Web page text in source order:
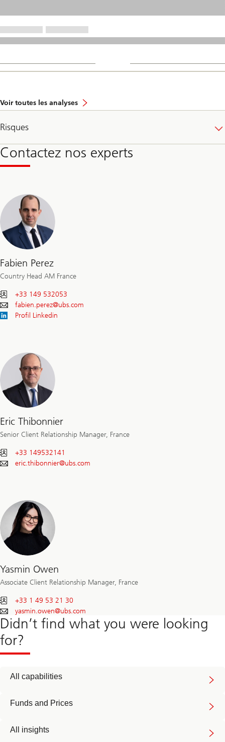
Voir toutes les analyses
Risques
Contactez nos experts
Fabien Perez
Country Head AM France
+33 149 532053
fabien.perez@ubs.com
Profil Linkedin
Eric Thibonnier
Senior Client Relationship Manager, France
+33 149532141
eric.thibonnier@ubs.com
Yasmin Owen
Associate Client Relationship Manager, France
+33 1 49 53 21 30
yasmin.owen@ubs.com
Didn’t find what you were looking
for?
All capabilities
Funds and Prices
All insights